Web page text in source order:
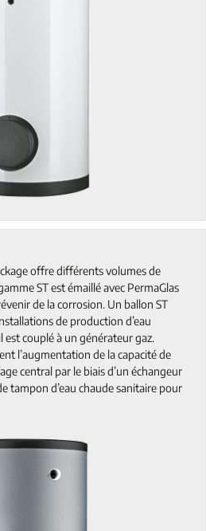
offre différents volumes de
ST est émaillé avec PermaGlas
de la corrosion. Un ballon ST
de production d’eau
couplé à un générateur gaz.
l’augmentation de la capacité de
central par le biais d’un échangeur
tampon d’eau chaude sanitaire pour